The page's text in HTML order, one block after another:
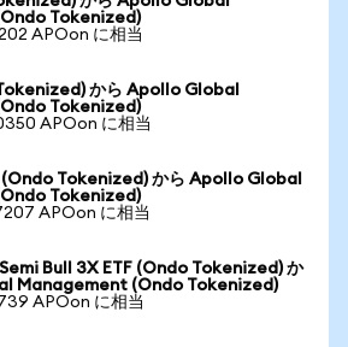
Tokenized)
APOon に相当
から Apollo Global
Tokenized)
APOon に相当
Tokenized) から Apollo Global
Tokenized)
APOon に相当
Bull 3X ETF (Ondo Tokenized) か
Management (Ondo Tokenized)
APOon に相当